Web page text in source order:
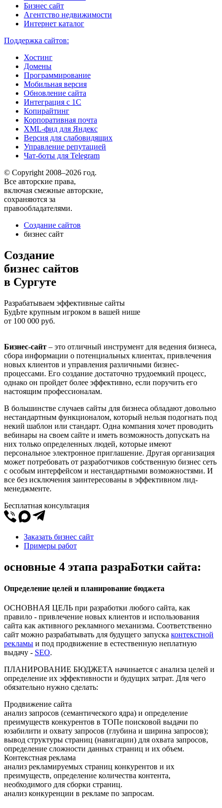
Бизнес сайт
Агентство недвижимости
Интернет каталог
Поддержка сайтов:
Хостинг
Домены
Программирование
Мобильная версия
Обновление сайта
Интеграция с 1С
Копирайтинг
Корпоративная почта
XML-фид для Яндекс
Версия для слабовидящих
Управление репутацией
Чат-боты для Telegram
© Copyright 2008–2026 год.
Все авторские права,
включая смежные авторские,
сохраняются за
правообладателями.
Создание сайтов
бизнес сайт
Созданиe
бизнес сайтов
в Сургуте
Разрабатываем эффективные сайты
БудЬте крупным игроком в вашей нише
от 100 000 руб.
Бизнес-сайт – это отличный инструмент для ведения бизнеса,
сбора информации о потенциальных клиентах, привлечения
новых клиентов и управления различными бизнес-
процессами. Его создание достаточно трудоемкий процесс,
однако он пройдет более эффективно, если поручить его
настоящим профессионалам.
В большинстве случаев сайты для бизнеса обладают довольно
нестандартным функционалом, который нельзя подогнать под
некий шаблон или стандарт. Одна компания хочет проводить
вебинары на своем сайте и иметь возможность допускать на
них только определенных людей, которые имеют
персональное электронное приглашение. Другая организация
может потребовать от разработчиков собственную бизнес сеть
с особым интерфейсом и нестандартными возможностями. И
все без исключения заинтересованы в эффективном лид-
менеджменте.
Бесплатная консультация
Заказать бизнес сайт
Примеры работ
основные 4 этапа разраБотки сайта:
Определение целей и планирование бюджета
ОСНОВНАЯ ЦЕЛЬ при разработки любого сайта, как
правило - привлечение новых клиентов и использования
сайта как активного рекламного механизма. Соответственно
сайт можно разрабатывать для будущего запуска контекстной
рекламы и под продвижение в естественную неплатную
выдачу - SEO.
ПЛАНИРОВАНИЕ БЮДЖЕТА начинается с анализа целей и
определение их эффективности и будущих затрат. Для чего
обязательно нужно сделать:
Продвижение сайта
анализ запросов (семантического ядра) и определение
преимуществ конкурентов в ТОПе поисковой выдачи по
юзабилити и охвату запросов (глубина и ширина запросов);
вывод структуры страниц (навигации) для охвата запросов,
определение сложности данных страниц и их объем.
Контекстная реклама
анализ рекламируемых страниц конкурентов и их
преимуществ, определение количества контента,
необходимого для сборки страниц.
анализ конкуренции в рекламе по запросам.